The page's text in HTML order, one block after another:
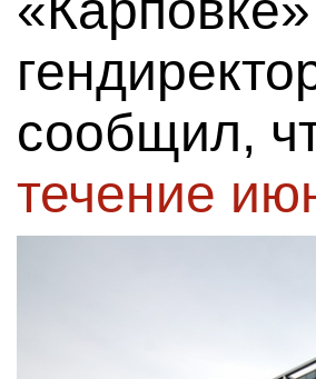
сообщил,
течение